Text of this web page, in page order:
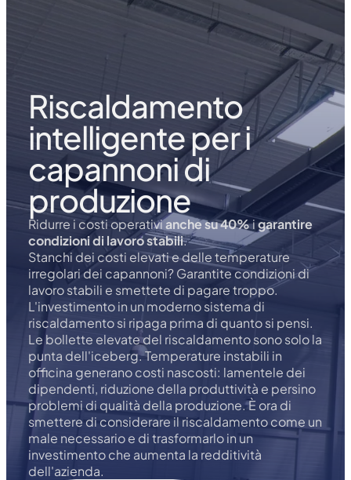
Riscaldamento
intelligente per i
capannoni di
produzione
Ridurre i costi operativianche su 40%igarantire
condizioni di lavoro stabili.
Stanchi dei costi elevati e delle temperature
irregolari dei capannoni? Garantite condizioni di
lavoro stabili e smettete di pagare troppo.
L'investimento in un moderno sistema di
riscaldamento si ripaga prima di quanto si pensi.
Le bollette elevate del riscaldamento sono solo la
punta dell'iceberg. Temperature instabili in
officina generano costi nascosti: lamentele dei
dipendenti, riduzione della produttività e persino
problemi di qualità della produzione. È ora di
smettere di considerare il riscaldamento come un
male necessario e di trasformarlo in un
investimento che aumenta la redditività
dell'azienda.